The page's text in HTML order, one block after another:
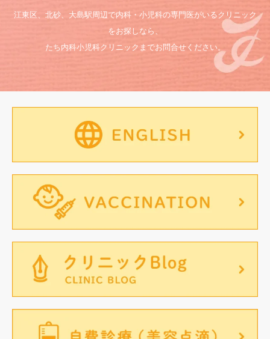
江東区、北砂、大島駅周辺で内科・小児科の専門医がいるクリニック
をお探しなら、
たち内科小児科クリニックまでお問合せください。